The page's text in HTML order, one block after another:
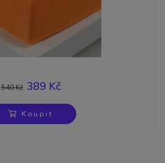
540 Kč389 Kč
Koupit